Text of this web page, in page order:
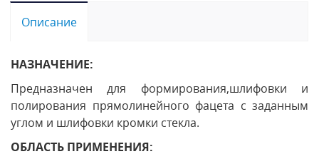
Описание
НАЗНАЧЕНИЕ:
Предназначен для формирования,шлифовки и
полирования прямолинейного фацета с заданным
углом и шлифовки кромки стекла.
ОБЛАСТЬ ПРИМЕНЕНИЯ: